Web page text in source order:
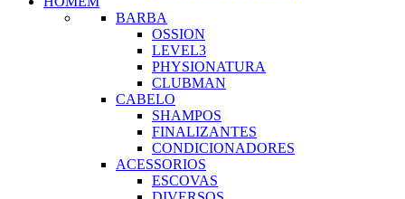
BARBA
OSSION
LEVEL3
PHYSIONATURA
CLUBMAN
CABELO
SHAMPOS
FINALIZANTES
CONDICIONADORES
ACESSORIOS
ESCOVAS